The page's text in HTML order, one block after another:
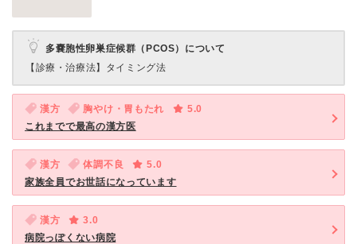
多嚢胞性卵巣症候群（PCOS）について
【診療・治療法】 タイミング法
漢方 胸やけ・胃もたれ
5.0
これまでで最高の漢方医
漢方 体調不良
5.0
家族全員でお世話になっています
漢方
3.0
病院っぽくない病院